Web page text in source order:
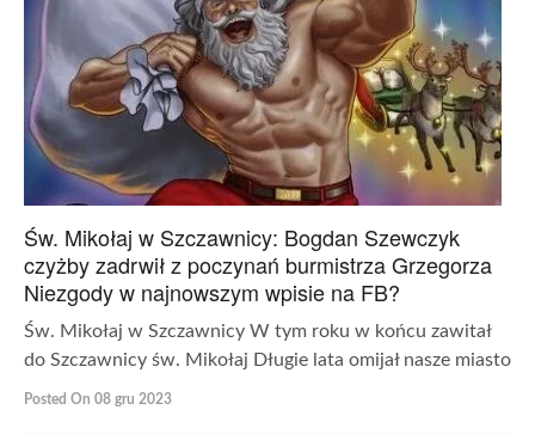
Św. Mikołaj w Szczawnicy: Bogdan Szewczyk
czyżby zadrwił z poczynań burmistrza Grzegorza
Niezgody w najnowszym wpisie na FB?
Św. Mikołaj w Szczawnicy W tym roku w końcu zawitał
do Szczawnicy św. Mikołaj Długie lata omijał nasze miasto
Posted On 08 gru 2023